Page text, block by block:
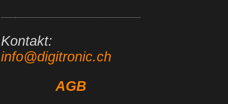
Kontakt:
info@digitronic.ch
AGB